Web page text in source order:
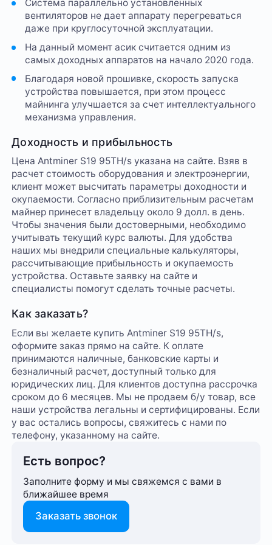
Система параллельно установленных
вентиляторов не дает аппарату перегреваться
даже при круглосуточной эксплуатации.
На данный момент асик считается одним из
самых доходных аппаратов на начало 2020 года.
Благодаря новой прошивке, скорость запуска
устройства повышается, при этом процесс
майнинга улучшается за счет интеллектуального
механизма управления.
Доходность и прибыльность
Цена Antminer S19 95TH/s указана на сайте. Взяв в
расчет стоимость оборудования и электроэнергии,
клиент может высчитать параметры доходности и
окупаемости. Согласно приблизительным расчетам
майнер принесет владельцу около 9 долл. в день.
Чтобы значения были достоверными, необходимо
учитывать текущий курс валюты. Для удобства
наших мы внедрили специальные калькуляторы,
рассчитывающие прибыльность и окупаемость
устройства. Оставьте заявку на сайте и
специалисты помогут сделать точные расчеты.
Как заказать?
Если вы желаете купить Antminer S19 95TH/s,
оформите заказ прямо на сайте. К оплате
принимаются наличные, банковские карты и
безналичный расчет, доступный только для
юридических лиц. Для клиентов доступна рассрочка
сроком до 6 месяцев. Мы не продаем б/у товар, все
наши устройства легальны и сертифицированы. Если
у вас остались вопросы, свяжитесь с нами по
телефону, указанному на сайте.
Есть вопрос?
Заполните форму и мы свяжемся с вами в
ближайшее время
Заказать звонок